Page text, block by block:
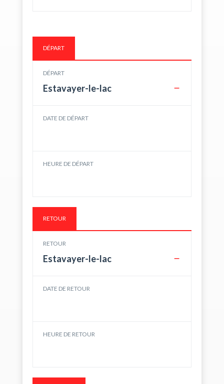
DÉPART
DÉPART
Estavayer-le-lac
DATE DE DÉPART
HEURE DE DÉPART
RETOUR
RETOUR
Estavayer-le-lac
DATE DE RETOUR
HEURE DE RETOUR